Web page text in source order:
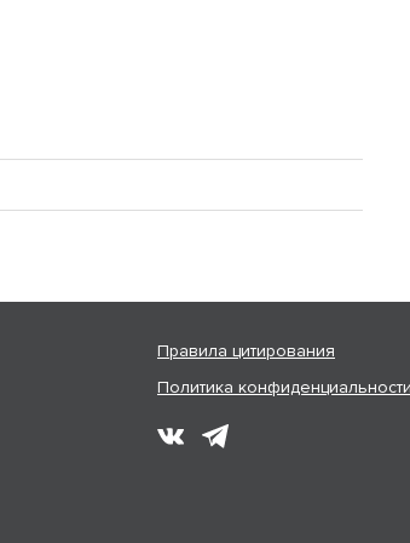
Правила цитирования
Политика